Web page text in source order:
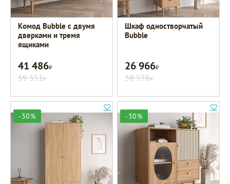
Комод Bubble с двумя
дверками и тремя
ящиками
41 486Р
59 351Р
Шкаф одностворчатый
Bubble
26 966Р
38 578Р
-30% -30%